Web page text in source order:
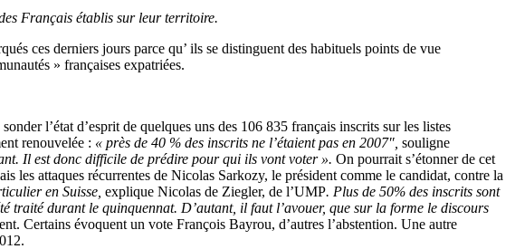
Français établis sur leur territoire.
ces derniers jours parce qu’ ils se distinguent des habituels points de vue
» françaises expatriées.
l’état d’esprit de quelques uns des 106 835 français inscrits sur les listes
renouvelée : « près de 40 % des inscrits ne l’étaient pas en 2007″ souligne
Il est donc difficile de prédire pour qui ils vont voter ». On pourrait s’étonner de cet
les attaques récurrentes de Nicolas Sarkozy, le président comme le candidat, contre la
en Suisse explique Nicolas de Ziegler, de l’UMP. Plus de 50% des inscrits sont
traité durant le quinquennat. D’autant, il faut l’avouer, que sur la forme le discours
Certains évoquent un vote François Bayrou, d’autres l’abstention. Une autre